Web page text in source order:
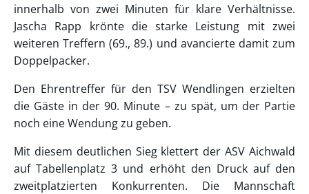
innerhalb von zwei Minuten für klare Verhältnisse.
Jascha Rapp krönte die starke Leistung mit zwei
weiteren Treffern (69., 89.) und avancierte damit zum
Doppelpacker.
Den Ehrentreffer für den TSV Wendlingen erzielten
die Gäste in der 90. Minute – zu spät, um der Partie
noch eine Wendung zu geben.
Mit diesem deutlichen Sieg klettert der ASV Aichwald
auf Tabellenplatz 3 und erhöht den Druck auf den
zweitplatzierten Konkurrenten. Die Mannschaft